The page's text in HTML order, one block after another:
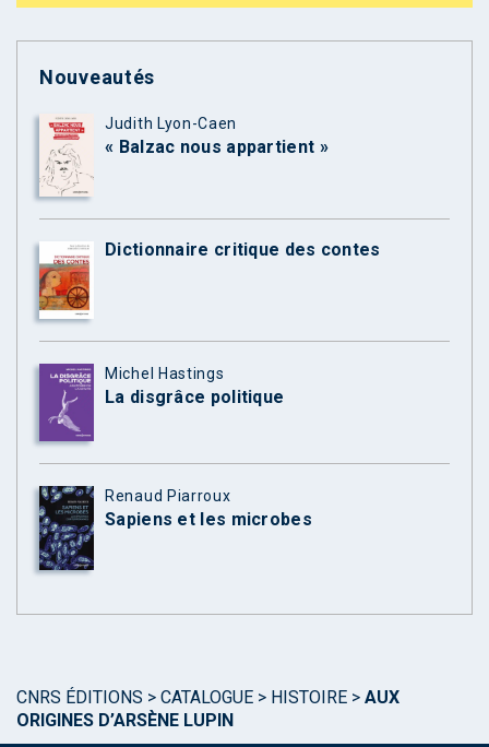
Nouveautés
Judith Lyon-Caen
« Balzac nous appartient »
Dictionnaire critique des contes
Michel Hastings
La disgrâce politique
Renaud Piarroux
Sapiens et les microbes
CNRS ÉDITIONS > CATALOGUE > HISTOIRE > AUX
ORIGINES D’ARSÈNE LUPIN